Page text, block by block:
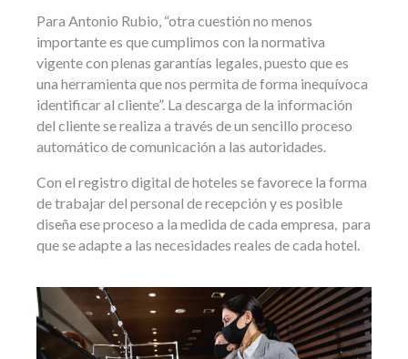
Para Antonio Rubio, “otra cuestión no menos
importante es que cumplimos con la normativa
vigente con plenas garantías legales, puesto que es
una herramienta que nos permita de forma inequívoca
identificar al cliente”. La descarga de la información
del cliente se realiza a través de un sencillo proceso
automático de comunicación a las autoridades.
Con el registro digital de hoteles se favorece la forma
de trabajar del personal de recepción y es posible
diseña ese proceso a la medida de cada empresa, para
que se adapte a las necesidades reales de cada hotel.